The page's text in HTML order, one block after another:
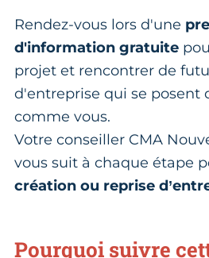
Rendez-vous lors d'une
d'information gratuite
projet et rencontrer de
d'entreprise qui se posent
comme vous.
Votre conseiller CMA
vous suit à chaque étape
création ou reprise
Pourquoi suivre